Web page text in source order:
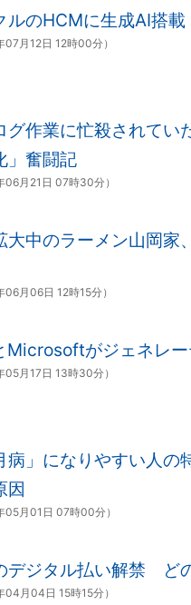
ルのHCMに生成AI搭
07月12日 12時00分）
グ作業に忙殺されてい
」奮闘記
06月21日 07時30分）
大中のラーメン山岡家
06月06日 12時15分）
Microsoftがジェネレ
05月17日 13時30分）
病」になりやすい人
因
05月01日 07時00分）
デジタル払い解禁 ど
04月04日 15時15分）